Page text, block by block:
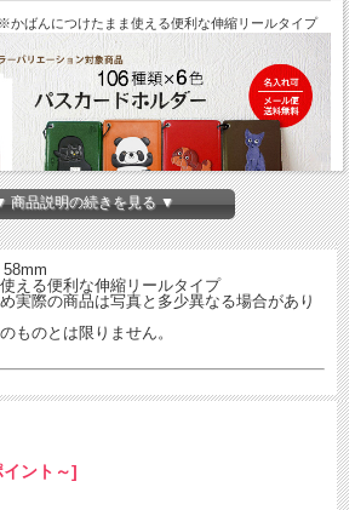
※かばんにつけたまま使える便利な伸縮リールタイプ
パスケースです。現在65種類×６色の390種！を入れ
きください♪
スケース（定期入れ）。
グッズシリーズ」、人気のパスカードホルダーです。
ねいに仕上げた国産・ハンドメイドの製品です。持て
らではの味がでてきます。
商品説明の続きを見る ▼
える便利な伸縮リールタイプ
実際の商品は写真と多少異なる場合があり
ものとは限りません。
ント～]